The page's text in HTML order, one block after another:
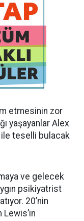
etmesinin zor
yaşayanlar Alex
ile teselli bulacak
ve gelecek
psikiyatrist
20’nin